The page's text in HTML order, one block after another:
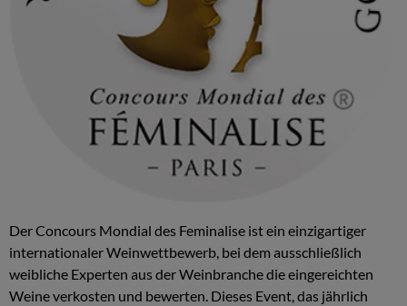
Der Concours Mondial des Feminalise ist ein einzigartiger
internationaler Weinwettbewerb, bei dem ausschließlich
weibliche Experten aus der Weinbranche die eingereichten
Weine verkosten und bewerten. Dieses Event, das jährlich